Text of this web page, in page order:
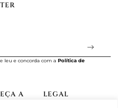
leu e concorda com a Política de
A
LEGAL